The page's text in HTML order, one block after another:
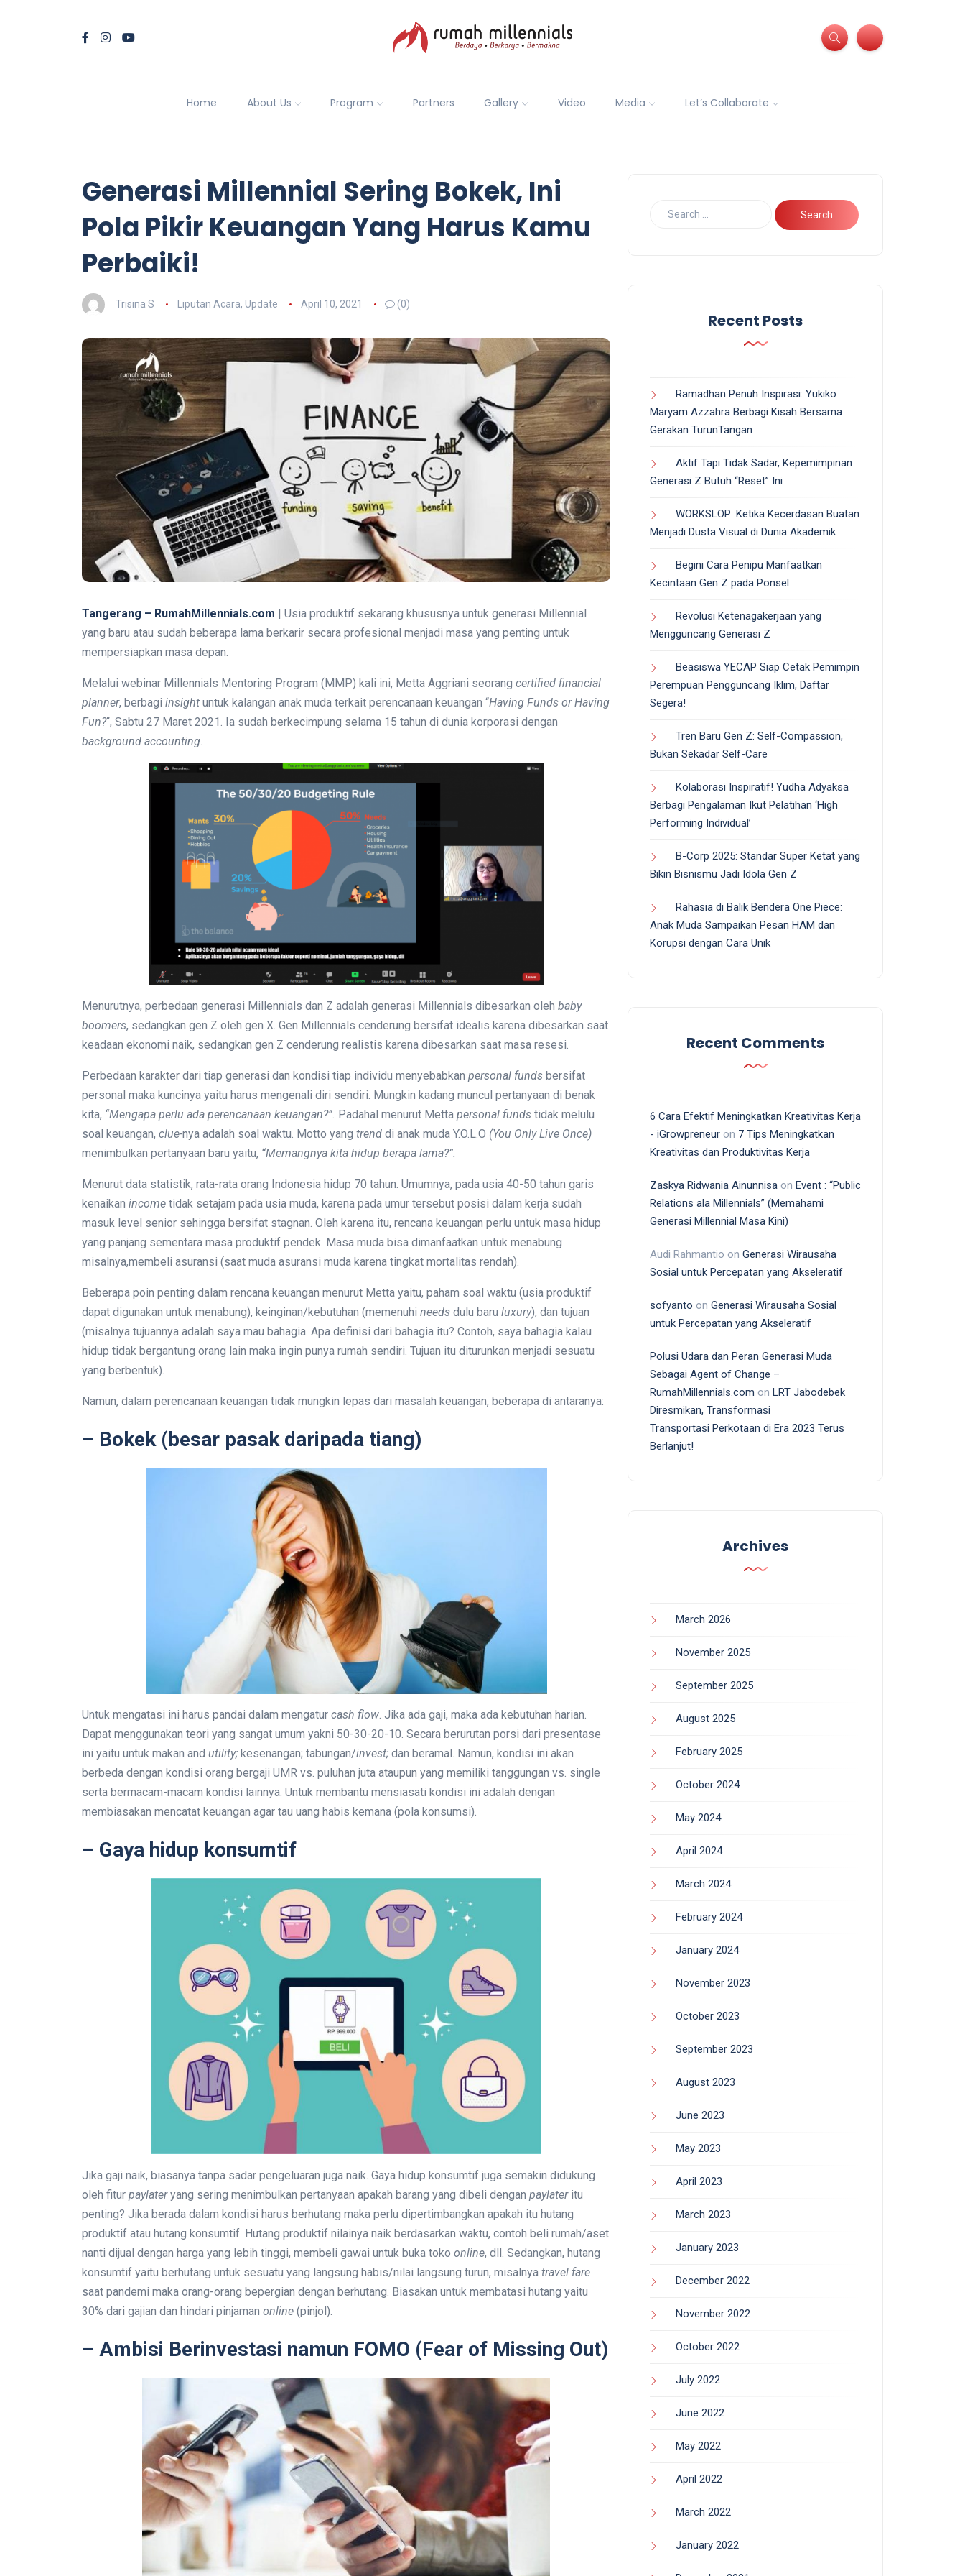
Home About Us Program Partners Gallery Video Media Let’s Collaborate
Generasi Millennial Sering Bokek, Ini
Pola Pikir Keuangan Yang Harus Kamu
Perbaiki!
Trisina S Liputan Acara, Update April 10, 2021 (0)
Tangerang – RumahMillennials.com | Usia produktif sekarang khususnya untuk generasi Millennial
yang baru atau sudah beberapa lama berkarir secara profesional menjadi masa yang penting untuk
mempersiapkan masa depan.
Melalui webinar Millennials Mentoring Program (MMP) kali ini, Metta Aggriani seorang certified financial
planner, berbagi insight untuk kalangan anak muda terkait perencanaan keuangan “Having Funds or Having
Fun?“, Sabtu 27 Maret 2021. Ia sudah berkecimpung selama 15 tahun di dunia korporasi dengan
background accounting.
Menurutnya, perbedaan generasi Millennials dan Z adalah generasi Millennials dibesarkan oleh baby
boomers, sedangkan gen Z oleh gen X. Gen Millennials cenderung bersifat idealis karena dibesarkan saat
keadaan ekonomi naik, sedangkan gen Z cenderung realistis karena dibesarkan saat masa resesi.
Perbedaan karakter dari tiap generasi dan kondisi tiap individu menyebabkan personal funds bersifat
personal maka kuncinya yaitu harus mengenali diri sendiri. Mungkin kadang muncul pertanyaan di benak
kita, “Mengapa perlu ada perencanaan keuangan?”. Padahal menurut Metta personal funds tidak melulu
soal keuangan, clue-nya adalah soal waktu. Motto yang trend di anak muda Y.O.L.O (You Only Live Once)
menimbulkan pertanyaan baru yaitu, “Memangnya kita hidup berapa lama?”.
Menurut data statistik, rata-rata orang Indonesia hidup 70 tahun. Umumnya, pada usia 40-50 tahun garis
kenaikan income tidak setajam pada usia muda, karena pada umur tersebut posisi dalam kerja sudah
masuk level senior sehingga bersifat stagnan. Oleh karena itu, rencana keuangan perlu untuk masa hidup
yang panjang sementara masa produktif pendek. Masa muda bisa dimanfaatkan untuk menabung
misalnya,membeli asuransi (saat muda asuransi muda karena tingkat mortalitas rendah).
Beberapa poin penting dalam rencana keuangan menurut Metta yaitu, paham soal waktu (usia produktif
dapat digunakan untuk menabung), keinginan/kebutuhan (memenuhi needs dulu baru luxury), dan tujuan
(misalnya tujuannya adalah saya mau bahagia. Apa definisi dari bahagia itu? Contoh, saya bahagia kalau
hidup tidak bergantung orang lain maka ingin punya rumah sendiri. Tujuan itu diturunkan menjadi sesuatu
yang berbentuk).
Namun, dalam perencanaan keuangan tidak mungkin lepas dari masalah keuangan, beberapa di antaranya:
– Bokek (besar pasak daripada tiang)
Untuk mengatasi ini harus pandai dalam mengatur cash flow. Jika ada gaji, maka ada kebutuhan harian.
Dapat menggunakan teori yang sangat umum yakni 50-30-20-10. Secara berurutan porsi dari presentase
ini yaitu untuk makan and utility; kesenangan; tabungan/invest; dan beramal. Namun, kondisi ini akan
berbeda dengan kondisi orang bergaji UMR vs. puluhan juta ataupun yang memiliki tanggungan vs. single
serta bermacam-macam kondisi lainnya. Untuk membantu mensiasati kondisi ini adalah dengan
membiasakan mencatat keuangan agar tau uang habis kemana (pola konsumsi).
– Gaya hidup konsumtif
Jika gaji naik, biasanya tanpa sadar pengeluaran juga naik. Gaya hidup konsumtif juga semakin didukung
oleh fitur paylateryang sering menimbulkan pertanyaan apakah barang yang dibeli dengan paylateritu
penting? Jika berada dalam kondisi harus berhutang maka perlu dipertimbangkan apakah itu hutang
produktif atau hutang konsumtif. Hutang produktif nilainya naik berdasarkan waktu, contoh beli rumah/aset
nanti dijual dengan harga yang lebih tinggi, membeli gawai untuk buka toko online, dll. Sedangkan, hutang
konsumtif yaitu berhutang untuk sesuatu yang langsung habis/nilai langsung turun, misalnya travel fare
saat pandemi maka orang-orang bepergian dengan berhutang. Biasakan untuk membatasi hutang yaitu
30% dari gajian dan hindari pinjaman online (pinjol).
– Ambisi Berinvestasi namun FOMO (Fear of Missing Out)
Recent Posts
Ramadhan Penuh Inspirasi: Yukiko
Maryam Azzahra Berbagi Kisah Bersama
Gerakan TurunTangan
Aktif Tapi Tidak Sadar, Kepemimpinan
Generasi Z Butuh “Reset” Ini
WORKSLOP: Ketika Kecerdasan Buatan
Menjadi Dusta Visual di Dunia Akademik
Begini Cara Penipu Manfaatkan
Kecintaan Gen Z pada Ponsel
Revolusi Ketenagakerjaan yang
Mengguncang Generasi Z
Beasiswa YECAP Siap Cetak Pemimpin
Perempuan Pengguncang Iklim, Daftar
Segera!
Tren Baru Gen Z: Self-Compassion,
Bukan Sekadar Self-Care
Kolaborasi Inspiratif! Yudha Adyaksa
Berbagi Pengalaman Ikut Pelatihan ‘High
Performing Individual’
B-Corp 2025: Standar Super Ketat yang
Bikin Bisnismu Jadi Idola Gen Z
Rahasia di Balik Bendera One Piece:
Anak Muda Sampaikan Pesan HAM dan
Korupsi dengan Cara Unik
Recent Comments
6 Cara Efektif Meningkatkan Kreativitas Kerja
- iGrowpreneur on 7 Tips Meningkatkan
Kreativitas dan Produktivitas Kerja
Zaskya Ridwania Ainunnisa on Event : “Public
Relations ala Millennials” (Memahami
Generasi Millennial Masa Kini)
Audi Rahmantio on Generasi Wirausaha
Sosial untuk Percepatan yang Akseleratif
sofyanto on Generasi Wirausaha Sosial
untuk Percepatan yang Akseleratif
Polusi Udara dan Peran Generasi Muda
Sebagai Agent of Change –
RumahMillennials.com on LRT Jabodebek
Diresmikan, Transformasi
Transportasi Perkotaan di Era 2023 Terus
Berlanjut!
Archives
March 2026
November 2025
September 2025
August 2025
February 2025
October 2024
May 2024
April 2024
March 2024
February 2024
January 2024
November 2023
October 2023
September 2023
August 2023
June 2023
May 2023
April 2023
March 2023
January 2023
December 2022
November 2022
October 2022
July 2022
June 2022
May 2022
April 2022
March 2022
January 2022